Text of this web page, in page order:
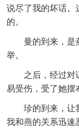
说尽了我的坏话。
的。
曼的到来，是
举。
之后，经过对
易受伤，受了她摆
珍的到来，让
我和燕的关系迅速